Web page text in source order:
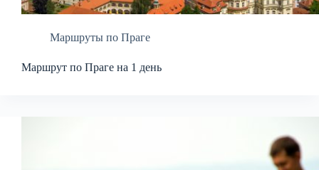
Маршруты по Праге
Маршрут по Праге на 1 день